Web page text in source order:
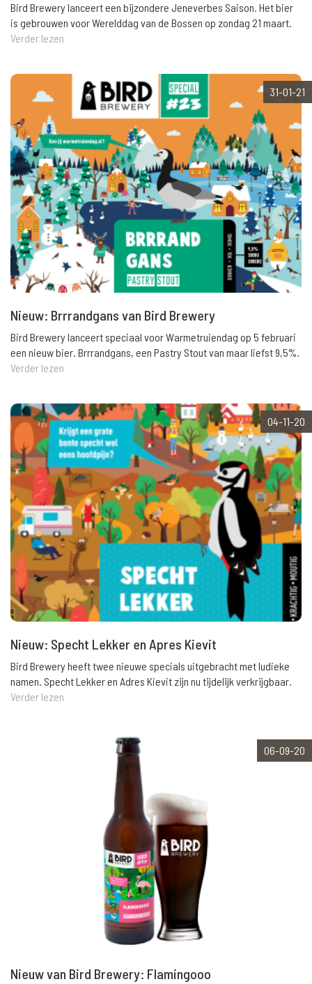
Bird Brewery lanceert een bijzondere Jeneverbes Saison. Het bier
is gebrouwen voor Werelddag van de Bossen op zondag 21 maart.
Verder lezen
31-01-21
Nieuw: Brrrandgans van Bird Brewery
Bird Brewery lanceert speciaal voor Warmetruiendag op 5 februari
een nieuw bier. Brrrandgans, een Pastry Stout van maar liefst 9,5%.
Verder lezen
04-11-20
Nieuw: Specht Lekker en Apres Kievit
Bird Brewery heeft twee nieuwe specials uitgebracht met ludieke
namen. Specht Lekker en Adres Kievit zijn nu tijdelijk verkrijgbaar.
Verder lezen
06-09-20
Nieuw van Bird Brewery: Flamingooo